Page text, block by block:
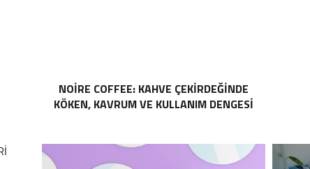
NOIRE COFFEE: KAHVE ÇEKIRDEĞINDE
KÖKEN, KAVRUM VE KULLANIM DENGESI